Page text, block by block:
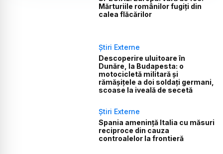
Mărturiile românilor fugiți din
calea flăcărilor
Știri Externe
Descoperire uluitoare în
Dunăre, la Budapesta: o
motocicletă militară și
rămășițele a doi soldați germani,
scoase la iveală de secetă
Știri Externe
Spania amenință Italia cu măsuri
reciproce din cauza
controalelor la frontieră